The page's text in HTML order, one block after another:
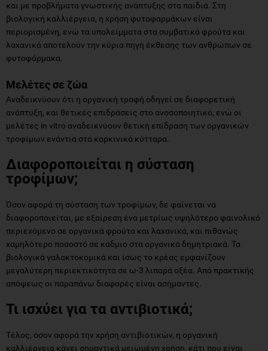
και με προβλήματα γνωστικής ανάπτυξης στα παιδιά. Στη
βιολογική καλλιέργεια, η χρήση φυτοφαρμάκων είναι
περιορισμένη, ενώ τα υπολείμματα στα συμβατικά φρούτα και
λαχανικά αποτελούν την κύρια πηγή έκθεσης των ανθρώπων σε
φυτοφάρμακα.
Μελέτες σε ζώα
Αναδεικνύουν ότι η οργανική τροφή οδηγεί σε διαφορετική
ανάπτυξη, και θετικές επιδράσεις στο ανοσοποιητικό, ενώ οι
μελέτες in vitro αναδεικνύουν θετική επίδραση των οργανικών
τροφίμων ενάντια στα καρκινικά κύτταρα.
Διαφοροποιείται η σύσταση
τροφίμων;
Όσον αφορά τη σύσταση των τροφίμων, δε φαίνεται να
διαφοροποιείται, με εξαίρεση ένα μετρίως υψηλότερο φαινολικό
περιεχόμενο σε οργανικά φρούτα και λαχανικά, και πιθανώς
χαμηλότερο ποσοστό σε κάδμιο στα οργανικά δημητριακά. Τα
βιολογικά γαλακτοκομικά και ίσως το κρέας εμφανίζουν
μεγαλύτερη περιεκτικότητα σε ω-3 λιπαρά οξέα. Από πρακτικής
απόψεως οι παραπάνω διαφορές είναι ασήμαντες.
Τι ισχύει για τα αντιβιοτικά;
Τέλος, όσον αφορά την χρήση αντιβιοτικών, η οργανική
καλλιέργεια κάνει σημαντικά μειωμένη χρήση, κάτι που είναι